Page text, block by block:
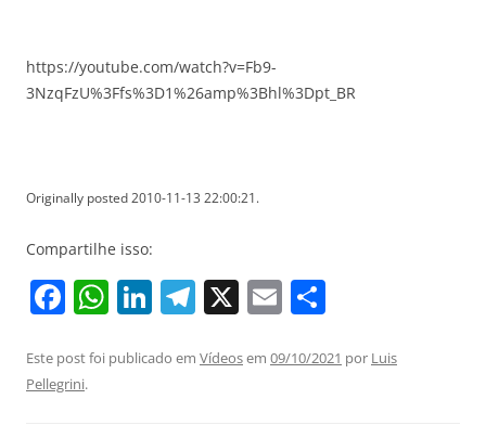
https://youtube.com/watch?v=Fb9-
3NzqFzU%3Ffs%3D1%26amp%3Bhl%3Dpt_BR
Originally posted 2010-11-13 22:00:21.
Compartilhe isso:
F
c
e
W
at
Li
k
T
e
X E
ai ar
Este post foi publicado em Vídeosem 09/10/2021 por Luis
Pellegrini.